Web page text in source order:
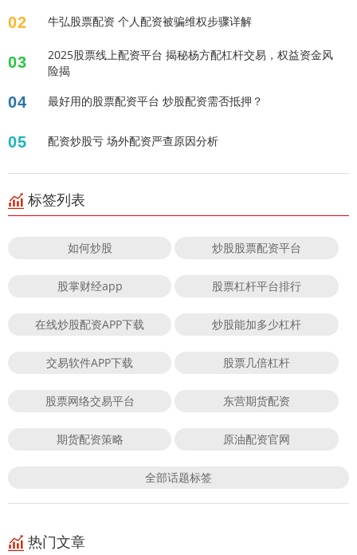
02 牛弘股票配资 个人配资被骗维权步骤详解
03
2025股票线上配资平台 揭秘杨方配杠杆交易，权益资金风
险揭
04 最好用的股票配资平台 炒股配资需否抵押？
05 配资炒股亏 场外配资严查原因分析
标签列表
如何炒股 炒股股票配资平台
股掌财经app 股票杠杆平台排行
在线炒股配资APP下载 炒股能加多少杠杆
交易软件APP下载 股票几倍杠杆
股票网络交易平台 东营期货配资
期货配资策略 原油配资官网
全部话题标签
热门文章